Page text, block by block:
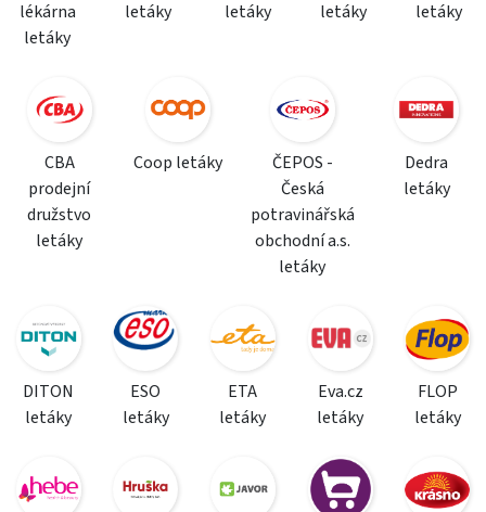
lékárna
letáky
letáky
letáky
letáky
letáky
CBA
prodejní
družstvo
letáky
Coop letáky
ČEPOS -
Česká
potravinářská
obchodní a.s.
letáky
Dedra
letáky
DITON
letáky
ESO
letáky
ETA
letáky
Eva.cz
letáky
FLOP
letáky